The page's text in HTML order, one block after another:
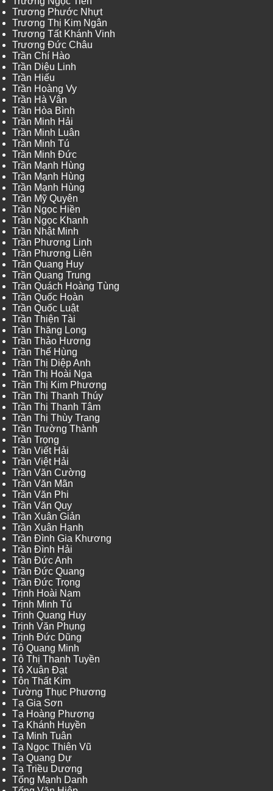
Trương Phước Nhựt
Trương Thị Kim Ngân
Trương Tất Khánh Vinh
Trương Đức Châu
Trần Chí Hào
Trần Diệu Linh
Trần Hiếu
Trần Hoàng Vy
Trần Hà Vân
Trần Hòa Bình
Trần Minh Hải
Trần Minh Luân
Trần Minh Tú
Trần Minh Đức
Trần Mạnh Hùng
Trần Mạnh Hùng
Trần Mạnh Hùng
Trần Mỹ Quyên
Trần Ngọc Hiền
Trần Ngọc Khanh
Trần Nhật Minh
Trần Phương Linh
Trần Phương Liên
Trần Quang Huy
Trần Quang Trung
Trần Quách Hoàng Tùng
Trần Quốc Hoàn
Trần Quốc Luật
Trần Thiện Tài
Trần Thăng Long
Trần Thảo Hương
Trần Thế Hùng
Trần Thị Diệp Anh
Trần Thị Hoài Nga
Trần Thị Kim Phương
Trần Thị Thanh Thúy
Trần Thị Thanh Tâm
Trần Thị Thùy Trang
Trần Trường Thành
Trần Trọng
Trần Viết Hải
Trần Việt Hải
Trần Văn Cường
Trần Văn Mãn
Trần Văn Phi
Trần Văn Quy
Trần Xuân Giản
Trần Xuân Hạnh
Trần Đình Gia Khương
Trần Đình Hải
Trần Đức Anh
Trần Đức Quang
Trần Đức Trọng
Trịnh Hoài Nam
Trịnh Minh Tú
Trịnh Quang Huy
Trịnh Văn Phụng
Trịnh Đức Dũng
Tô Quang Minh
Tô Thị Thanh Tuyền
Tô Xuân Đạt
Tôn Thất Kim
Tường Thục Phương
Tạ Gia Sơn
Tạ Hoàng Phương
Tạ Khánh Huyền
Tạ Minh Tuân
Tạ Ngọc Thiên Vũ
Tạ Quang Dự
Tạ Triều Dương
Tống Mạnh Danh